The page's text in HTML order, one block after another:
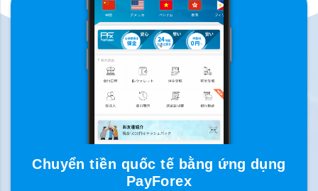
Chuyển tiền quốc tế bằng ứng dụng
PayForex